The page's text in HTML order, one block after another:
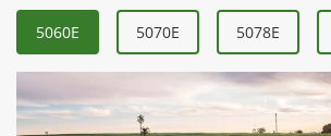
5060E 5070E 5078E